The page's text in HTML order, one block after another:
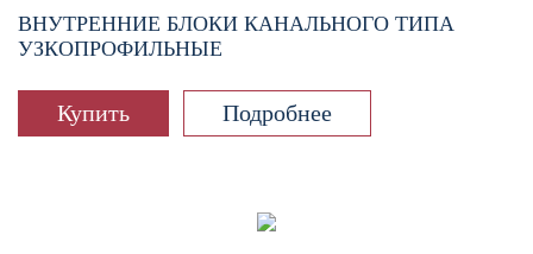
ВНУТРЕННИЕ БЛОКИ КАНАЛЬНОГО ТИПА
УЗКОПРОФИЛЬНЫЕ
Купить Подробнее